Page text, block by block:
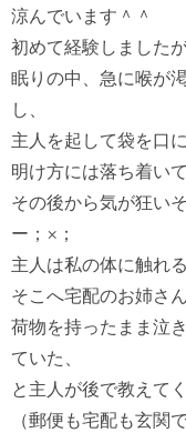
涼んでいます＾＾
初めて経験しました
眠りの中、急に喉が
し、
主人を起して袋を口
明け方には落ち着い
その後から気が狂い
ー；×；
主人は私の体に触れ
そこへ宅配のお姉さん
荷物を持ったまま泣
ていた、
と主人が後で教えて
（郵便も宅配も玄関